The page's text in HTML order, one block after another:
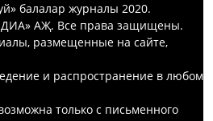
балалар журналы 2020.
АҖ. Все права защищены.
размещенные на сайте,
и распространение в любом
только с письменного